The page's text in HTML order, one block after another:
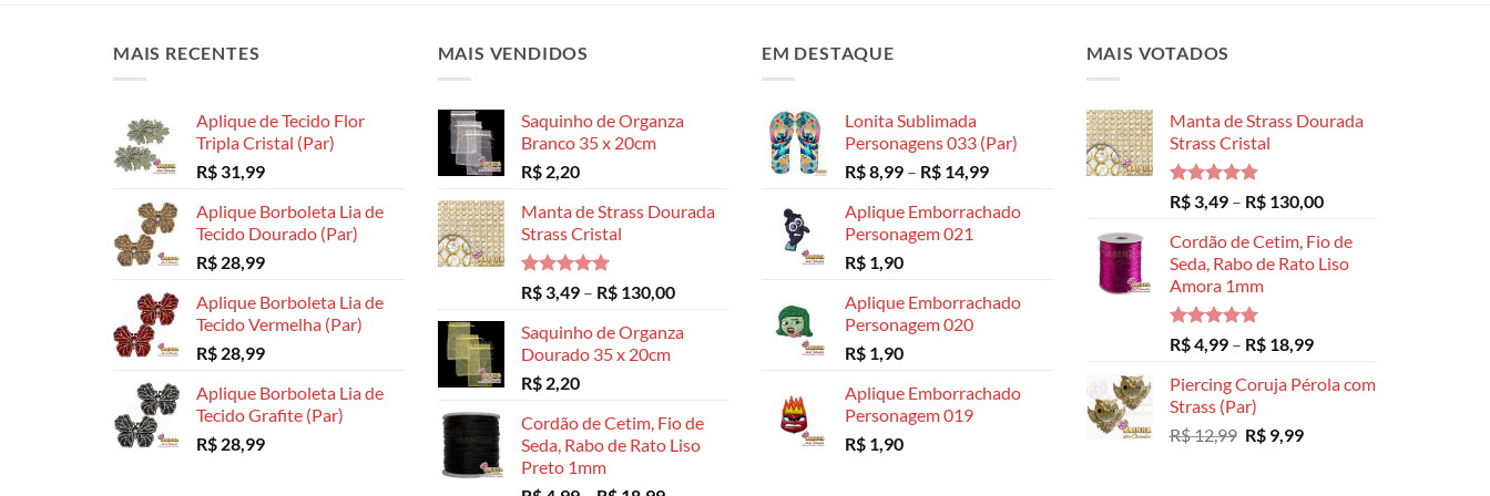
ser
na
página
do
na
produto
podem
na
página
do
produto
na
ser
na
página
do
produto
MAIS RECENTES
Aplique de Tecido Flor
Tripla Cristal (Par)
R$ 31,99
Aplique Borboleta Lia de
Tecido Dourado (Par)
R$ 28,99
Aplique Borboleta Lia de
Tecido Vermelha (Par)
R$ 28,99
Aplique Borboleta Lia de
Tecido Grafite (Par)
R$ 28,99
MAIS VENDIDOS
Saquinho de Organza
Branco 35 x 20cm
R$2,20
Manta de Strass Dourada
Strass Cristal
Avaliação
5.00
de 5
R$3,49 – R$130,00Faixa
preço:
Saquinho de Organza
Dourado 35 x 20cm
R$2,20
Cordão de Cetim, Fio de
Seda, Rabo de Rato Liso
Preto 1mm
EM DESTAQUE
Lonita Sublimada
Personagens 033 (Par)
R$8,99 – R$ 14,99Faixa
preço:
Aplique Emborrachado
Personagem 021
R$ 1,90
Aplique Emborrachado
Personagem 020
R$ 1,90
Aplique Emborrachado
Personagem 019
R$ 1,90
MAIS VOTADOS
Manta de Strass Dourada
Strass Cristal
Avaliação
5.00
de 5
R$3,49 – R$130,00Faixa
preço:
R$ 3,49
Cordão de Cetim, Fio de
Seda, Rabo de Rato Liso
Amora 1mm
Avaliação
5.00
de 5
R$4,99 – R$18,99Faixa
preço:
Piercing Coruja Pérola com
Strass (Par)
R$12,99 O
R$ 9,99O